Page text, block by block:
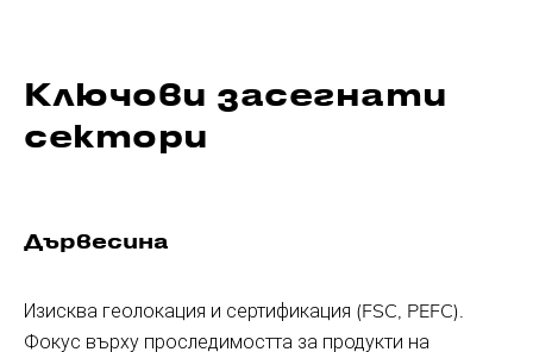
Ключови засегнати
сектори
Дървесина
Изисква геолокация и сертификация (FSC, PEFC).
Фокус върху проследимостта за продукти на